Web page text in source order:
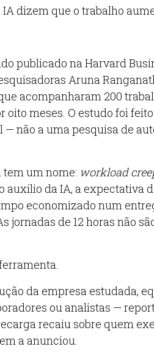
dizem que o trabalho
publicado na Harvard
Aruna
acompanharam 200
meses. O estudo foi
— não a uma pesquisa de
um nome: workload
auxílio da IA, a expectativa
economizado num
jornadas de 12 horas não
da empresa estudada,
ou analistas —
recaiu sobre quem
a anunciou.